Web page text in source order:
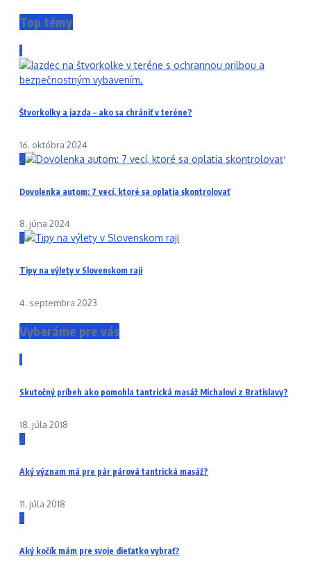
Top témy
1
Štvorkolky a jazda – ako sa chrániť v teréne?
16. októbra 2024
2
Dovolenka autom: 7 vecí, ktoré sa oplatia skontrolovať
8. júna 2024
3
Tipy na výlety v Slovenskom raji
4. septembra 2023
Vyberáme pre vás
1
Skutočný príbeh ako pomohla tantrická masáž Michalovi z Bratislavy?
18. júla 2018
2
Aký význam má pre pár párová tantrická masáž?
11. júla 2018
3
Aký kočík mám pre svoje dieťatko vybrať?